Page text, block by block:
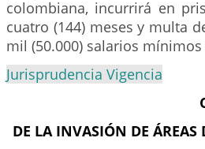
colombiana, incurrirá en
cuatro (144) meses y multa
mil (50.000) salarios
Jurisprudencia Vigencia
DE LA INVASIÓN DE ÁREAS